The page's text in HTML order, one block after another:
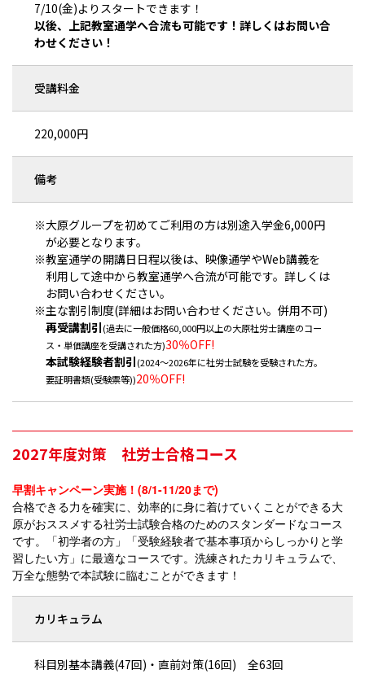
7/10(金)よりスタートできます！
以後、上記教室通学へ合流も可能です！詳しくはお問い合
わせください！
受講料金
220,000円
備考
※大原グループを初めてご利用の方は別途入学金6,000円
が必要となります。
※教室通学の開講日日程以後は、映像通学やWeb講義を
利用して途中から教室通学へ合流が可能です。詳しくは
お問い合わせください。
※主な割引制度(詳細はお問い合わせください。併用不可)
再受講割引(過去に一般価格60,000円以上の大原社労士講座のコー
ス・単価講座を受講された方)30％OFF!
本試験経験者割引(2024～2026年に社労士試験を受験された方。
要証明書類(受験票等))20％OFF!
2027年度対策 社労士合格コース
早割キャンペーン実施！(8/1-11/20まで)
合格できる力を確実に、効率的に身に着けていくことができる大
原がおススメする社労士試験合格のためのスタンダードなコース
です。「初学者の方」「受験経験者で基本事項からしっかりと学
習したい方」に最適なコースです。洗練されたカリキュラムで、
万全な態勢で本試験に臨むことができます！
カリキュラム
科目別基本講義(47回)・直前対策(16回) 全63回